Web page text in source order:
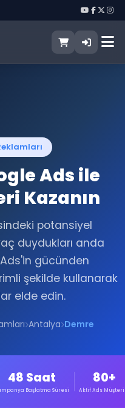
Ads ile
Kazanın
potansiyel
duydukları anda
gücünden
şekilde kullanarak
elde edin.
Antalya Demre
48 Saat
Başlatma Süresi
80+
Aktif Ads